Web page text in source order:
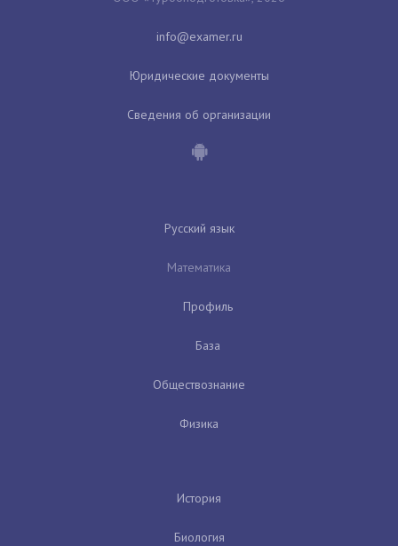
Юридические документы
Сведения об организации
Русский язык
Математика
Профиль
База
Обществознание
Физика
История
Биология